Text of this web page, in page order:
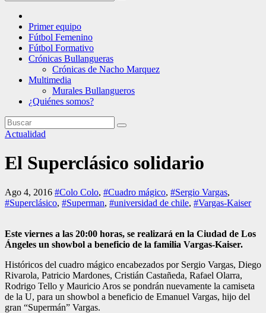
Primer equipo
Fútbol Femenino
Fútbol Formativo
Crónicas Bullangueras
Crónicas de Nacho Marquez
Multimedia
Murales Bullangueros
¿Quiénes somos?
Actualidad
El Superclásico solidario
Ago 4, 2016 #Colo Colo, #Cuadro mágico, #Sergio Vargas,
#Superclásico, #Superman, #universidad de chile, #Vargas-Kaiser
Este viernes a las 20:00 horas, se realizará en la Ciudad de Los
Ángeles un showbol a beneficio de la familia Vargas-Kaiser.
Históricos del cuadro mágico encabezados por Sergio Vargas, Diego
Rivarola, Patricio Mardones, Cristián Castañeda, Rafael Olarra,
Rodrigo Tello y Mauricio Aros se pondrán nuevamente la camiseta
de la U, para un showbol a beneficio de Emanuel Vargas, hijo del
gran “Supermán” Vargas.